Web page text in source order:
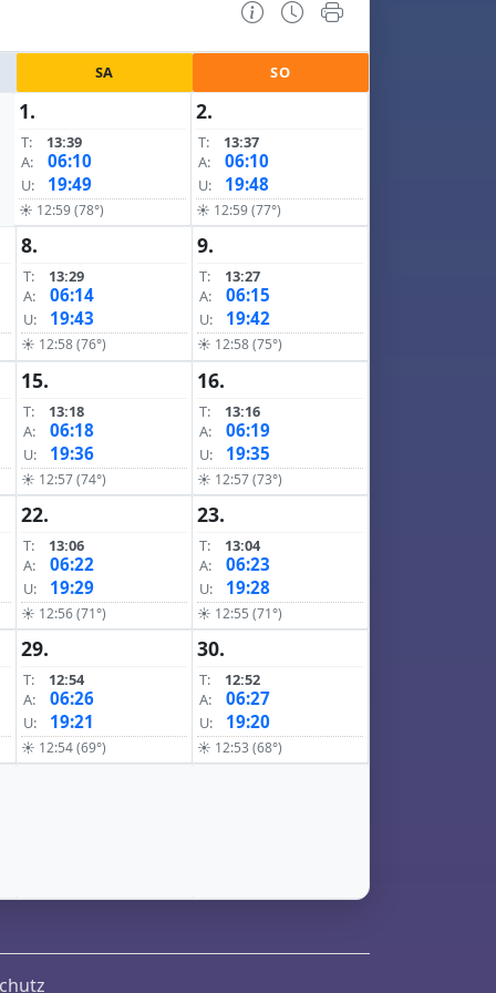
SA SO
1.
T:
13:39
A:
06:10
U: 19:49
☀ 12:59 (78°)
2.
T:
13:37
A:
06:10
U: 19:48
☀ 12:59 (77°)
8.
T:
13:29
A:
06:14
U: 19:43
☀ 12:58 (76°)
9.
T:
13:27
A:
06:15
U: 19:42
☀ 12:58 (75°)
15.
T:
13:18
A:
06:18
U: 19:36
☀ 12:57 (74°)
16.
T:
13:16
A:
06:19
U: 19:35
☀ 12:57 (73°)
22.
T:
13:06
A:
06:22
U: 19:29
☀ 12:56 (71°)
23.
T:
13:04
A:
06:23
U: 19:28
☀ 12:55 (71°)
29.
T:
12:54
A:
06:26
U: 19:21
☀ 12:54 (69°)
30.
T:
12:52
A:
06:27
U: 19:20
☀ 12:53 (68°)